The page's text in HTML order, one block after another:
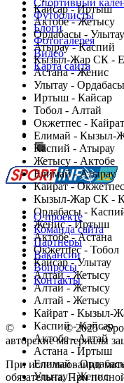
Кайсар - Иртыш
Актобе - Жетысу
Ордабасы - Улытау
Атырау - Каспий
Кызыл-Жар СК -
Астана - Женис
Улытау - Ордабасы
Иртыш - Кайсар
Тобол - Алтай
Окжетпес - Кайрат
Елимай - Кызыл-
Каспий - Атырау
Жетысу - Актобе
Елимай - Атырау
Кайрат - Окжетпес
Кызыл-Жар СК -
Ордабасы -
Женис - Иртыш
Актобе - Астана
Окжетпес - Тобол
Кайсар - Улытау
Алтай - Жетысу
Алтай - Жетысу
Алтай - Жетысу
Кайрат - Кызыл-
Каспий - Кайсар
Актобе - Алтай
Астана - Иртыш
Елимай -
Улытау - Женис
Спортивный
Футболисты
Блоги
Фотогалерея
Видео
Карта сайта
Есть идея?
Сообщить о
Перейти на
О проекте
Команда сайта
Партнеры
Вакансии
Вопросы
Контакты
© Copyright© 2025
авторские материалы
При использовании
обязательна. При